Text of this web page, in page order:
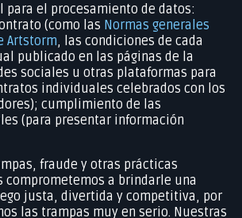
para el procesamiento de datos:
(como las Normas generales
Artstorm, las condiciones de cada
publicado en las páginas de la
sociales u otras plataformas para
individuales celebrados con los
cumplimiento de las
(para presentar información
fraude y otras prácticas
comprometemos a brindarle una
justa, divertida y competitiva, por
las trampas muy en serio. Nuestras